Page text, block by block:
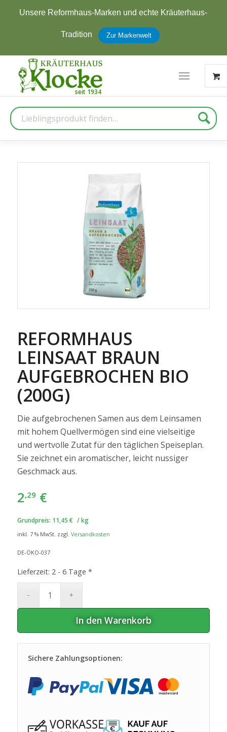
Reformhaus-Marken und echte Kräuterhaus-
Tradition Zur Markenwelt
Suche
REFORMHAUS
LEINSAAT BRAUN
AUFGEBROCHEN BIO
(200G)
Die aufgebrochenen Samen aus dem Leinsamen
mit hohem Quellvermögen sind eine vielseitige
und wertvolle Zutat für den täglichen Speiseplan.
Sie zeichnet ein aromatischer, leicht nussiger
Geschmack aus.
2,29 €
Grundpreis: 11,45 € /kg
inkl. 7 % MwSt. zzgl. Versandkosten
DE-ÖKO-037
Lieferzeit: 2 - 6 Tage *
In den Warenkorb
Sichere Zahlungsoptionen: